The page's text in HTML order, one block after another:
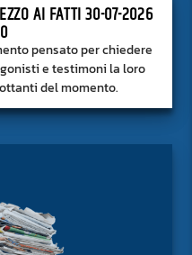
AI FATTI 30-07-2026
pensato per chiedere
e testimoni la loro
del momento.